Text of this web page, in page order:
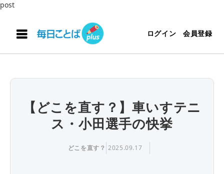
post
ログイン 会員登録
【どこを直す？】車いすテニ
ス・小田選手の快挙
どこを直す？ 2025.09.17